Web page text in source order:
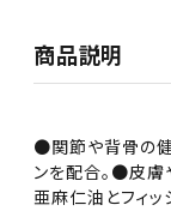
商品説明
●関節や背骨の健
ンを配合｡●皮膚
亜麻仁油とフィ